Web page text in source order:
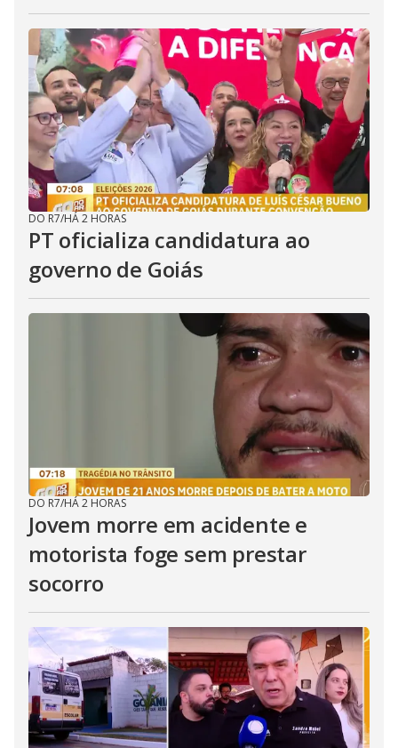
DO R7/HÁ 2 HORAS
PT oficializa candidatura ao
governo de Goiás
DO R7/HÁ 2 HORAS
Jovem morre em acidente e
motorista foge sem prestar
socorro